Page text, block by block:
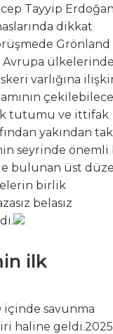
Tayyip Erdoğan
dikkat
Grönland
Avrupa
varlığına
tutumu ve ittifak
yakından
seyrinde önemli
bulunan üst
birlik
belasız
ilk
içinde savunma
haline geldi.2025